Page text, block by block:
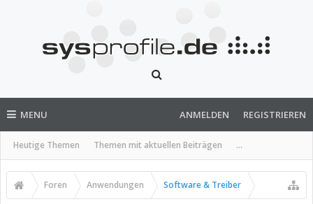
MENU
Heutige Themen Themen mit aktuellen Beiträgen ...
ANMELDEN REGISTRIEREN
Foren Anwendungen Software & Treiber